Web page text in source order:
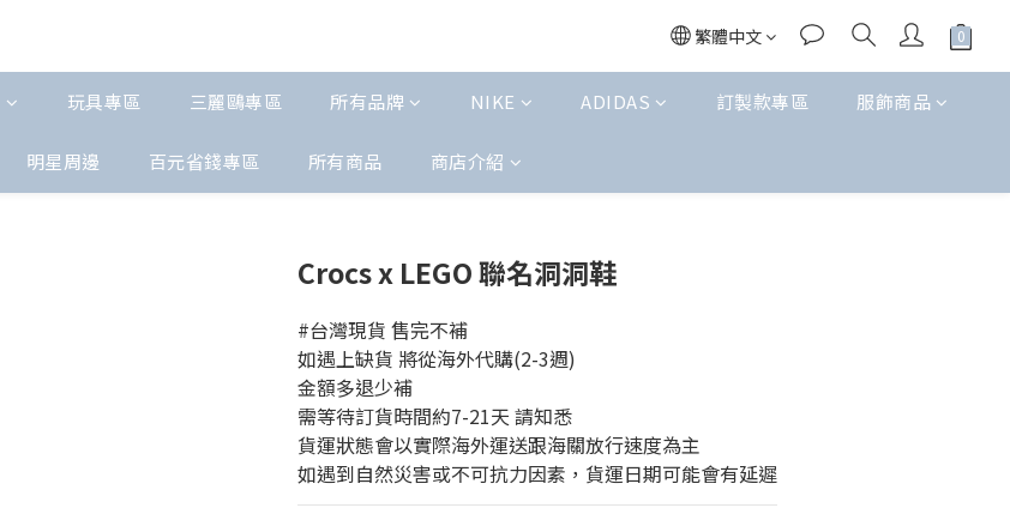
繁體中文
玩具專區 三麗鷗專區 所有品牌 NIKE ADIDAS 訂製款專區 服飾商品
明星周邊 百元省錢專區 所有商品 商店介紹
Crocs x LEGO 聯名洞洞鞋
#台灣現貨 售完不補
如遇上缺貨 將從海外代購(2-3週)
金額多退少補
需等待訂貨時間約7-21天 請知悉
貨運狀態會以實際海外運送跟海關放行速度為主
如遇到自然災害或不可抗力因素，貨運日期可能會有延遲